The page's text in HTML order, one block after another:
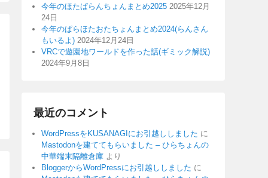
今年のほたぱらんちょんまとめ2025 2025年12月
24日
今年のぱらほたおたちょんまとめ2024(らんさん
もいるよ) 2024年12月24日
VRCで遊園地ワールドを作った話(ギミック解説)
2024年9月8日
最近のコメント
WordPressをKUSANAGIにお引越ししました に
Mastodonを建ててもらいました – ひらちょんの
中華端末隔離倉庫 より
BloggerからWordPressにお引越ししました に